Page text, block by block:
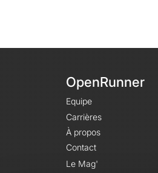
OpenRunner
Equipe
Carrières
À propos
Contact
Le Mag'